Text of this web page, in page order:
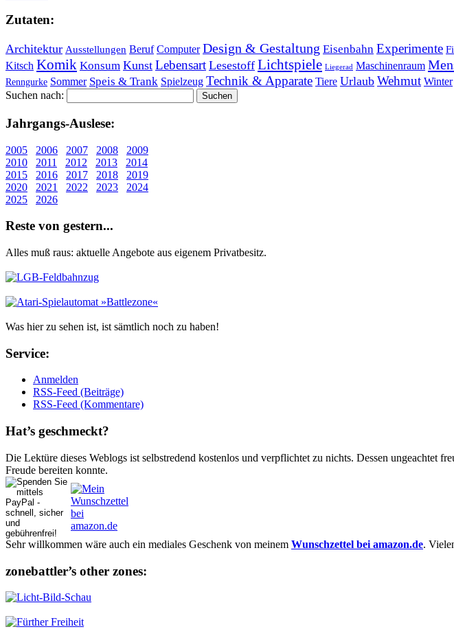
Zu­ta­ten:
Architektur Ausstellungen Beruf Computer Design & Gestaltung Eisenbahn Experimente
Kitsch Komik Konsum Kunst Lebensart Lesestoff Lichtspiele Liegerad Maschinenraum
Renngurke Sommer Speis & Trank Spielzeug Technik & Apparate Tiere Urlaub Wehmut Winter
Suchen nach:
Jahr­gangs-Aus­le­se:
2005 2006 2007 2008
2009
2010
2011 2012 2013
2014
2015
2016 2017 2018
2019
2020
2021 2022 2023
2024
2025
2026
Re­ste von ge­stern...
Alles muß raus: aktuelle An­ge­bo­te aus eigenem Privatbesitz.
Was hier zu sehen ist, ist sämt­lich noch zu haben!
Ser­vice:
Anmelden
RSS-Feed (Beiträge)
RSS-Feed (Kommentare)
Hat’s ge­schmeckt?
Die Lektüre dieses Weblogs ist selbstredend kostenlos und ver­pflich­tet zu nichts. Dessen un­ge­achtet
Freude bereiten konnte.
Sehr willkommen wäre auch ein mediales Geschenk von meinem Wunschzettel bei amazon.de.
zonebattler’s other zo­nes: